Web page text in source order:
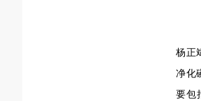
杨正
净化
要包